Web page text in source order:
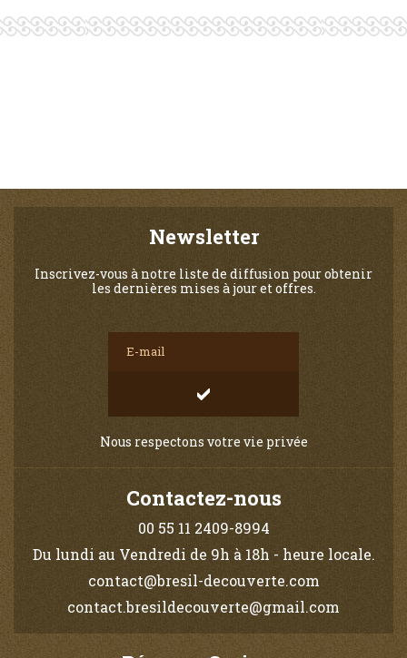
Newsletter
Inscrivez-vous à notre liste de diffusion pour obtenir
les dernières mises à jour et offres.
Nous respectons votre vie privée
Contactez-nous
00 55 11 2409-8994
Du lundi au Vendredi de 9h à 18h - heure locale.
contact@bresil-decouverte.com
contact.bresildecouverte@gmail.com